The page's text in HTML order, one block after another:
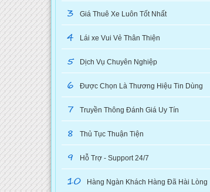
3 Giá Thuê Xe Luôn Tốt Nhất
4 Lái xe Vui Vẻ Thân Thiện
5 Dịch Vụ Chuyên Nghiệp
6 Được Chọn Là Thương Hiệu Tin Dùng
7 Truyền Thông Đánh Giá Uy Tín
8 Thủ Tục Thuận Tiện
9 Hỗ Trợ - Support 24/7
10 Hàng Ngàn Khách Hàng Đã Hài Lòng